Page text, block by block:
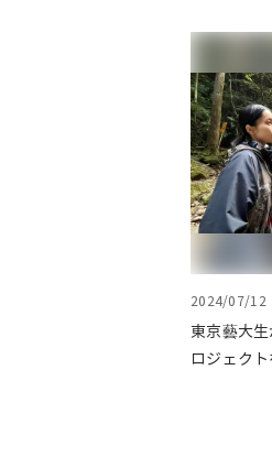
2024/07/12
東京藝大
ロジェク